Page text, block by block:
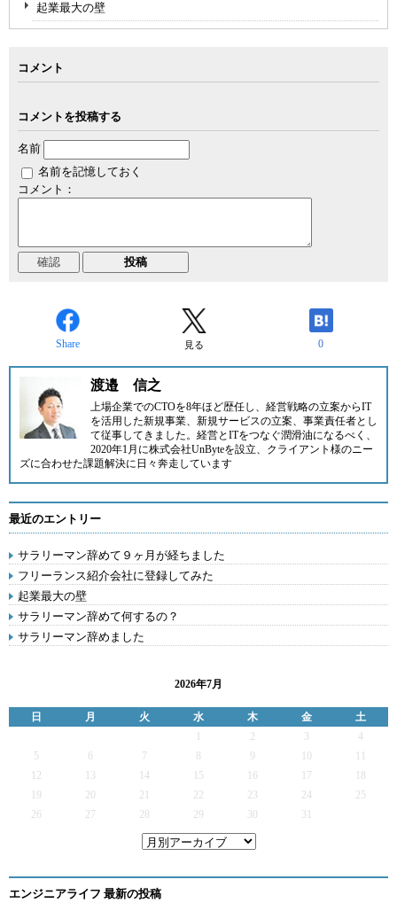
起業最大の壁
コメント
コメントを投稿する
名前
名前を記憶しておく
コメント：
Share 見る 0
渡邉 信之
上場企業でのCTOを8年ほど歴任し、経営戦略の立案からIT
を活用した新規事業、新規サービスの立案、事業責任者とし
て従事してきました。経営とITをつなぐ潤滑油になるべく、
2020年1月に株式会社UnByteを設立、クライアント様のニー
ズに合わせた課題解決に日々奔走しています
最近のエントリー
サラリーマン辞めて９ヶ月が経ちました
フリーランス紹介会社に登録してみた
起業最大の壁
サラリーマン辞めて何するの？
サラリーマン辞めました
2026年7月
日 月 火 水 木 金
土
2 3
4
5
6 7 9
12
13 14 15 16 17
19
20 21 22 23 24
25
26
27 28 29 30 31
エンジニアライフ 最新の投稿